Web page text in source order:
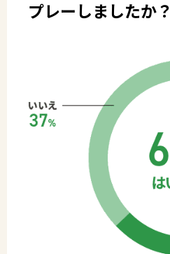
プレーしましたか？